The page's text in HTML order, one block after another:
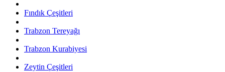
Fındık Çeşitleri
Trabzon Tereyağı
Trabzon Kurabiyesi
Zeytin Çeşitleri